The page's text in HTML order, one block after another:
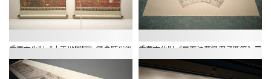
重要文化財《十王地獄図》鎌倉時代後
期～南北朝時代
重要文化財《扇面法華経冊子断簡》平
安時代